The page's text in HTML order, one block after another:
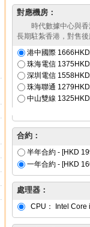
對應機房：
時代數據中心與
長期駐紮香港，對售後
港中國際
珠海電信
深圳電信
珠海聯通
中山雙線
合約：
半年合約 - [HKD
一年合約 - [HKD
處理器：
CPU： Intel Core